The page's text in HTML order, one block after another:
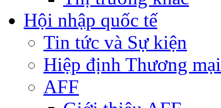
Hội nhập quốc tế
Tin tức và Sự kiện
Hiệp định Thương
AFF